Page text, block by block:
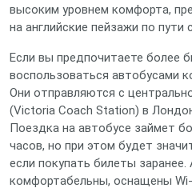
высоким уровнем комфорта,
на английские пейзажи по пути
Если вы предпочитаете более
воспользоваться автобусами
Они отправляются с
(Victoria Coach Station) в
Поездка на автобусе займет
часов, но при этом будет
если покупать билеты
комфортабельны, оснащены